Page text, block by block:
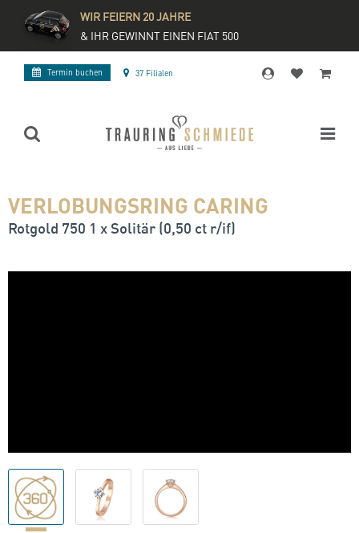
WIR FEIERN 20 JAHRE
& IHR GEWINNT EINEN FIAT 500
Termin buchen 37 Filialen
VERLOBUNGSRING CARING
Rotgold 750 1 x Solitär (0,50 ct r/if)